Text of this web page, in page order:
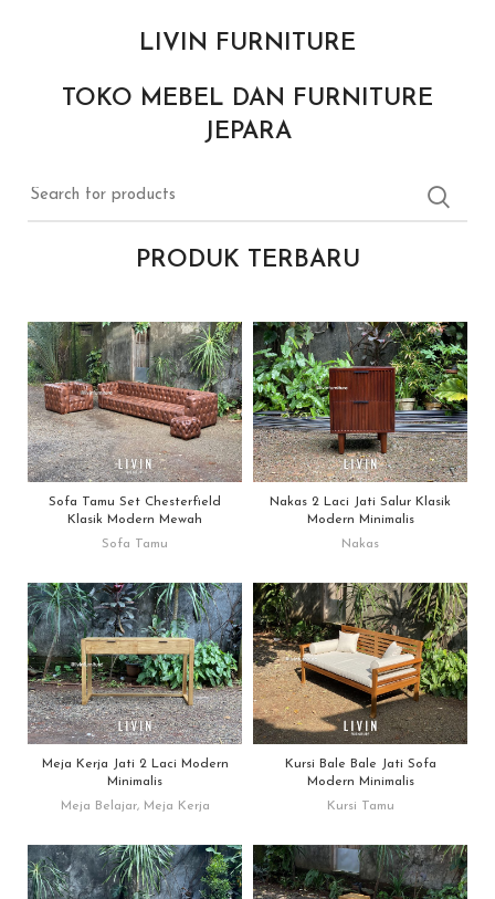
LIVIN FURNITURE
TOKO MEBEL DAN FURNITURE
JEPARA
PRODUK TERBARU
Sofa Tamu Set Chesterfield
Klasik Modern Mewah
Sofa Tamu
Nakas 2 Laci Jati Salur Klasik
Modern Minimalis
Nakas
Meja Kerja Jati 2 Laci Modern
Minimalis
Meja Belajar, Meja Kerja
Kursi Bale Bale Jati Sofa
Modern Minimalis
Kursi Tamu